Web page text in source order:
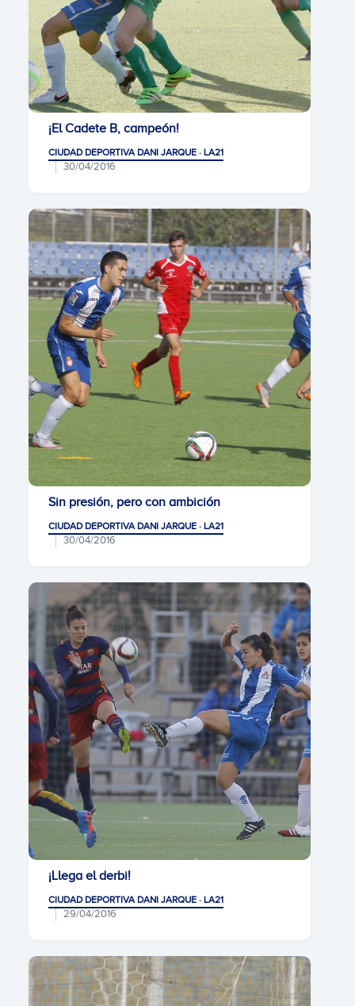
¡El Cadete B, campeón!
CIUDAD DEPORTIVA DANI JARQUE · LA21
30/04/2016
Sin presión, pero con ambición
CIUDAD DEPORTIVA DANI JARQUE · LA21
30/04/2016
¡Llega el derbi!
CIUDAD DEPORTIVA DANI JARQUE · LA21
29/04/2016